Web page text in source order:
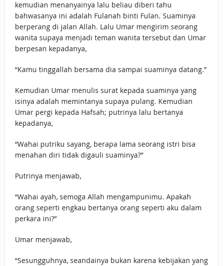
kemudian menanyainya lalu beliau diberi tahu
bahwasanya ini adalah Fulanah binti Fulan. Suaminya
berperang di jalan Allah. Lalu Umar mengirim seorang
wanita supaya menjadi teman wanita tersebut dan Umar
berpesan kepadanya,
“Kamu tinggallah bersama dia sampai suaminya datang.”
Kemudian Umar menulis surat kepada suaminya yang
isinya adalah memintanya supaya pulang. Kemudian
Umar pergi kepada Hafsah; putrinya lalu bertanya
kepadanya,
“Wahai putriku sayang, berapa lama seorang istri bisa
menahan diri tidak digauli suaminya?”
Putrinya menjawab,
“Wahai ayah, semoga Allah mengampunimu. Apakah
orang seperti engkau bertanya orang seperti aku dalam
perkara ini?”
Umar menjawab,
“Sesungguhnya, seandainya bukan karena kebijakan yang